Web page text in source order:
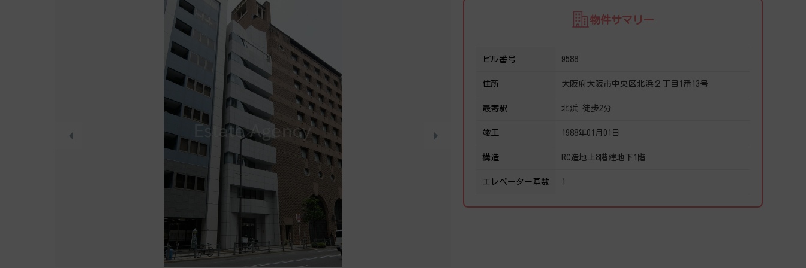
物件サマリー
ビル番号 9588
住所 大阪府大阪市中央区北浜２丁目1番13号
最寄駅 北浜 徒歩2分
竣工 1988年01月01日
構造 RC造地上8階建地下1階
エレベーター基数 1